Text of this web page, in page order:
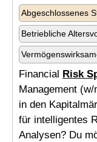
Abgeschlossenes
Betriebliche
Financial Risk
Management
in den
für intelligentes
Analysen? Du